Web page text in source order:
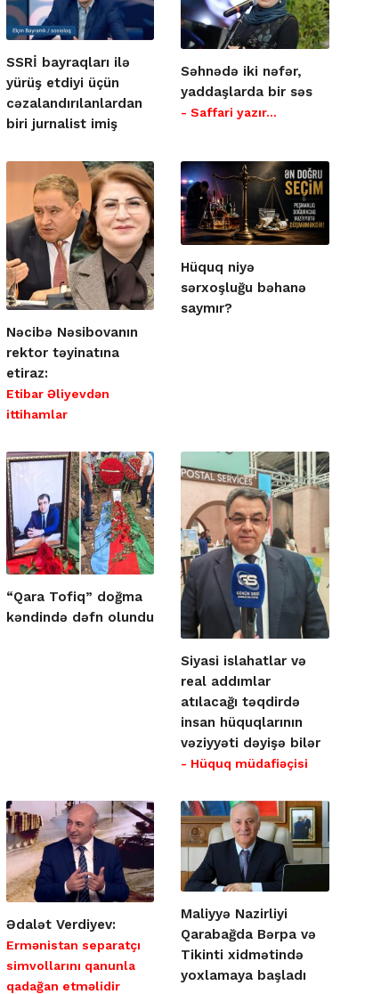
SSRİ bayraqları ilə
yürüş etdiyi üçün
cəzalandırılanlardan
biri jurnalist imiş
Səhnədə iki nəfər,
yaddaşlarda bir səs
- Saffari yazır…
Nəcibə Nəsibovanın
rektor təyinatına
etiraz:
Etibar Əliyevdən
ittihamlar
Hüquq niyə
sərxoşluğu bəhanə
saymır?
“Qara Tofiq” doğma
kəndində dəfn olundu
Siyasi islahatlar və
real addımlar
atılacağı təqdirdə
insan hüquqlarının
vəziyyəti dəyişə bilər
- Hüquq müdafiəçisi
Ədalət Verdiyev:
Ermənistan separatçı
simvollarını qanunla
qadağan etməlidir
Maliyyə Nazirliyi
Qarabağda Bərpa və
Tikinti xidmətində
yoxlamaya başladı